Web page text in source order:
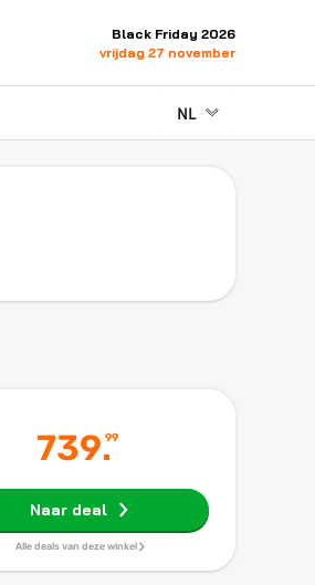
Black Friday 2026
vrijdag 27 november
NL
739.99
Naar deal
Alle deals van deze winkel